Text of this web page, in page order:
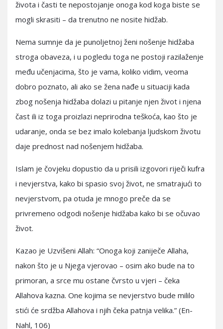
života i časti te nepostojanje onoga kod koga biste se
mogli skrasiti – da trenutno ne nosite hidžab.
Nema sumnje da je punoljetnoj ženi nošenje hidžaba
stroga obaveza, i u pogledu toga ne postoji razilaženje
među učenjacima, što je vama, koliko vidim, veoma
dobro poznato, ali ako se žena nađe u situaciji kada
zbog nošenja hidžaba dolazi u pitanje njen život i njena
čast ili iz toga proizlazi neprirodna teškoća, kao što je
udaranje, onda se bez imalo kolebanja ljudskom životu
daje prednost nad nošenjem hidžaba.
Islam je čovjeku dopustio da u prisili izgovori riječi kufra
i nevjerstva, kako bi spasio svoj život, ne smatrajući to
nevjerstvom, pa otuda je mnogo preče da se
privremeno odgodi nošenje hidžaba kako bi se očuvao
život.
Kazao je Uzvišeni Allah: “Onoga koji zaniječe Allaha,
nakon što je u Njega vjerovao – osim ako bude na to
primoran, a srce mu ostane čvrsto u vjeri – čeka
Allahova kazna. One kojima se nevjerstvo bude mililo
stići će srdžba Allahova i njih čeka patnja velika.” (En-
Nahl, 106)